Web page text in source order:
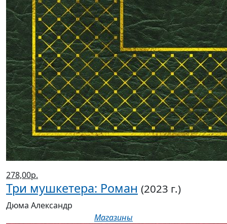
278,00р.
Три мушкетера: Роман (2023 г.)
Дюма Александр
Магазины